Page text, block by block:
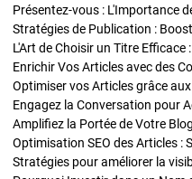
Présentez-vous : L'Importance
L'Art de Choisir un Titre Efficace
Optimiser vos Articles grâce
Engagez la Conversation pour
Amplifiez la Portée de Votre